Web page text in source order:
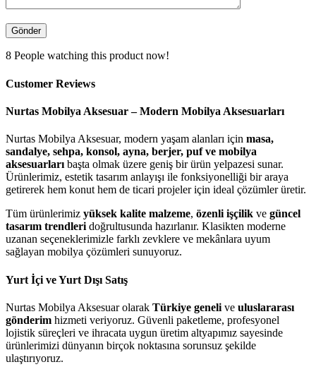
8 People watching this product now!
Customer Reviews
Nurtas Mobilya Aksesuar – Modern Mobilya Aksesuarları
Nurtas Mobilya Aksesuar, modern yaşam alanları için masa,
sandalye, sehpa, konsol, ayna, berjer, puf ve mobilya
aksesuarları başta olmak üzere geniş bir ürün yelpazesi sunar.
Ürünlerimiz, estetik tasarım anlayışı ile fonksiyonelliği bir araya
getirerek hem konut hem de ticari projeler için ideal çözümler üretir.
Tüm ürünlerimiz yüksek kalite malzeme, özenli işçilik ve güncel
tasarım trendleri doğrultusunda hazırlanır. Klasikten moderne
uzanan seçeneklerimizle farklı zevklere ve mekânlara uyum
sağlayan mobilya çözümleri sunuyoruz.
Yurt İçi ve Yurt Dışı Satış
Nurtas Mobilya Aksesuar olarak Türkiye geneli ve uluslararası
gönderim hizmeti veriyoruz. Güvenli paketleme, profesyonel
lojistik süreçleri ve ihracata uygun üretim altyapımız sayesinde
ürünlerimizi dünyanın birçok noktasına sorunsuz şekilde
ulaştırıyoruz.